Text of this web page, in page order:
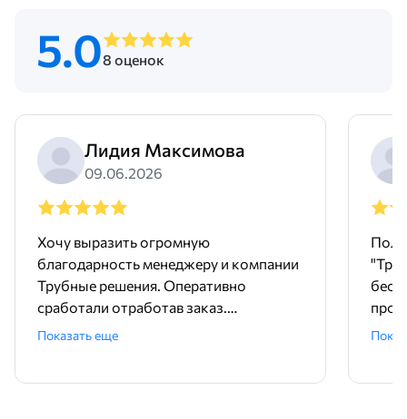
5.08 оценок
Лидия Максимова
09.06.2026
Хочу выразить огромную
благодарность менеджеру и компании
Трубные решения. Оперативно
сработали отработав заказ.
Доставили точно в срок и без
Показать еще